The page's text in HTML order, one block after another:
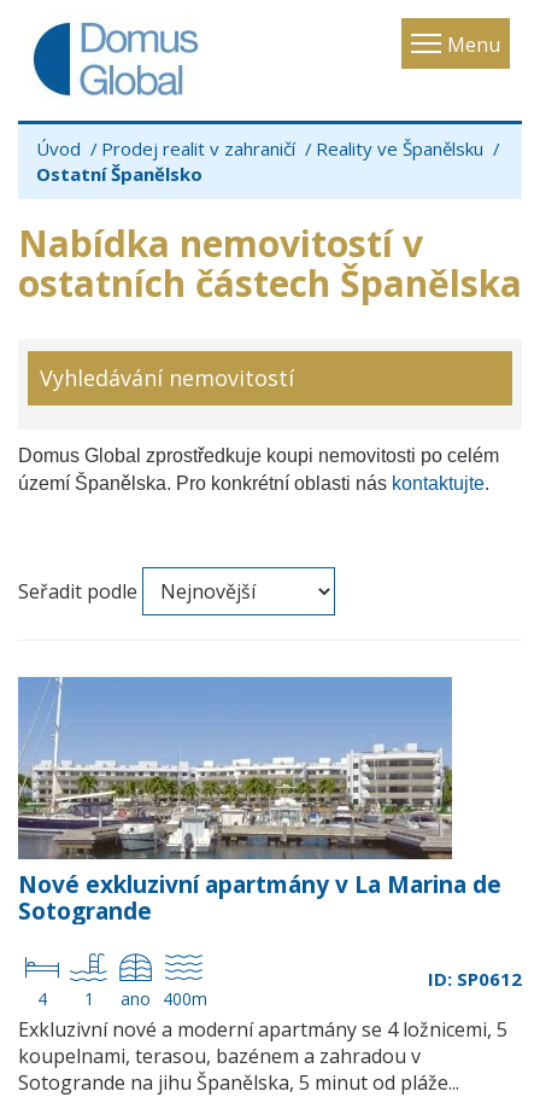
Menu
Toggle
Úvod Prodej realit v zahraničí
Reality ve Španělsku
Ostatní Španělsko
Nabídka nemovitostí v
ostatních částech Španělska
Vyhledávání nemovitostí
Domus Global zprostředkuje koupi nemovitosti po celém
území Španělska. Pro konkrétní oblasti nás kontaktujte.
Seřadit podle
Nové exkluzivní apartmány v La Marina de
Sotogrande
4 1 ano 400m
ID: SP0612
Exkluzivní nové a moderní apartmány se 4 ložnicemi, 5
koupelnami, terasou, bazénem a zahradou v
Sotogrande na jihu Španělska, 5 minut od pláže...